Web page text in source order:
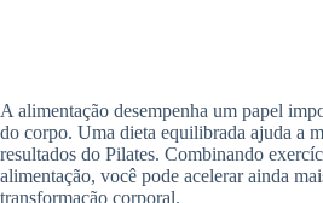
A alimentação desempenha um papel
do corpo. Uma dieta equilibrada ajuda a
resultados do Pilates. Combinando
alimentação, você pode acelerar ainda
transformação corporal.